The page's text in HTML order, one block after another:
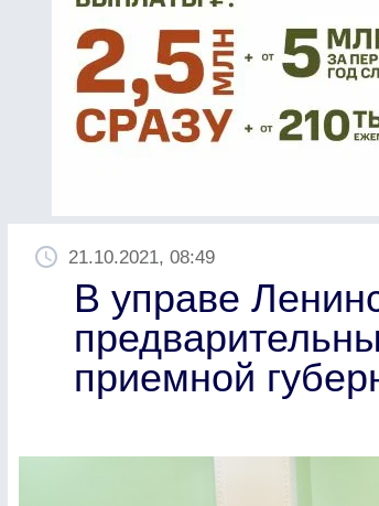
21.10.2021, 08:49
В управе
приемной